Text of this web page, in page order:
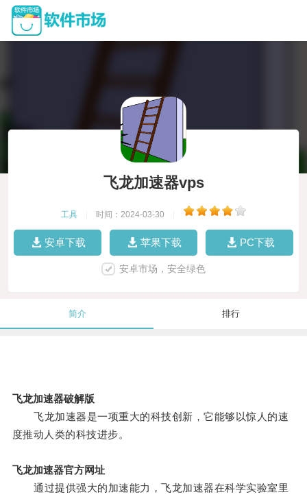
飞龙加速器vps
工具 时间：2024-03-30
安卓下载 苹果下载 PC下载
安卓市场，安全绿色
简介 排行
飞龙加速器破解版
飞龙加速器是一项重大的科技创新，它能够以惊人的速
度推动人类的科技进步。
飞龙加速器官方网址
通过提供强大的加速能力，飞龙加速器在科学实验室里